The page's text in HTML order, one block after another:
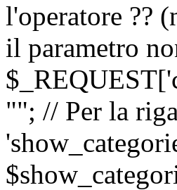
l'operatore ??
il parametro
""; // Per la